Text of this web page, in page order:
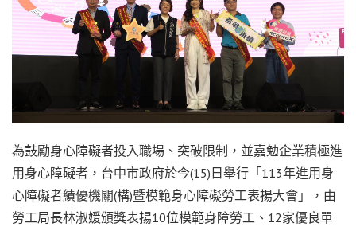
為鼓勵身心障礙者投入職場、突破限制，並嘉勉企業積極進
用身心障礙者，台中市政府於今(15)日舉行「113年進用身
心障礙者績優機關(構)暨模範身心障礙勞工表揚大會」，由
勞工局長林淑媛頒獎表揚10位模範身障勞工、12家優良單